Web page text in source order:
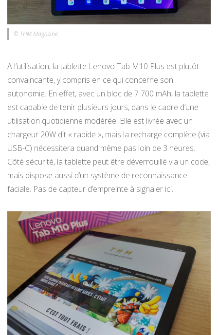
© THM Magazine
A l’utilisation, la tablette Lenovo Tab M10 Plus est plutôt
convaincante, y compris en ce qui concerne son
autonomie. En effet, avec un bloc de 7 700 mAh, la tablette
est capable de tenir plusieurs jours, dans le cadre d’une
utilisation quotidienne modérée. Elle est livrée avec un
chargeur 20W dit « rapide », mais la recharge complète (via
USB-C) nécessitera quand même pas loin de 3 heures.
Côté sécurité, la tablette peut être déverrouillé via un code,
mais dispose aussi d’un système de reconnaissance
faciale. Pas de capteur d’empreinte à signaler ici.